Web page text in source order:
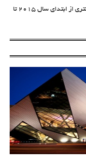
گزارش یک ساله عملکرد سیستم اکسپرس اینتری از ابتدای سال 2015 تا